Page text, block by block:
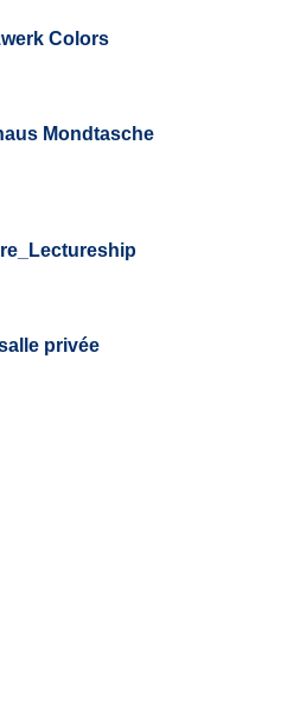
Colors
Mondtasche
privée